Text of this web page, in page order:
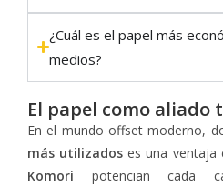
¿Cuál es el papel más
medios?
El papel como aliado
En el mundo offset moderno,
más utilizados es una ventaja
Komori potencian cada